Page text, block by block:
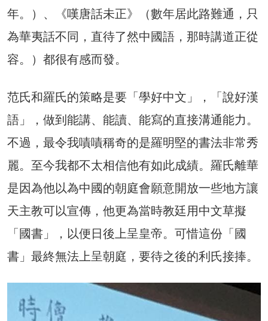
年。）、《嘆唐話未正》（數年居此路難通，只
為華夷話不同，直待了然中國語，那時講道正從
容。）都很有感而發。
范氏和羅氏的策略是要「學好中文」，「說好漢
語」，做到能講、能讀、能寫的直接溝通能力。
不過，最令我嘖嘖稱奇的是羅明堅的書法非常秀
麗。至今我都不太相信他有如此成績。羅氏離華
是因為他以為中國的朝庭會願意開放一些地方讓
天主教可以宣傳，他更為當時教廷用中文草擬
「國書」，以便日後上呈皇帝。可惜這份「國
書」最終無法上呈朝庭，要待之後的利氏接捧。